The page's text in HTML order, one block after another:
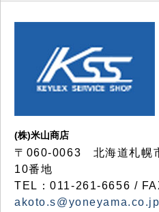
(株)米山商店
〒060-0063 北海道札幌
10番地
TEL：011-261-6656 /
akoto.s@yoneyama.co.jp